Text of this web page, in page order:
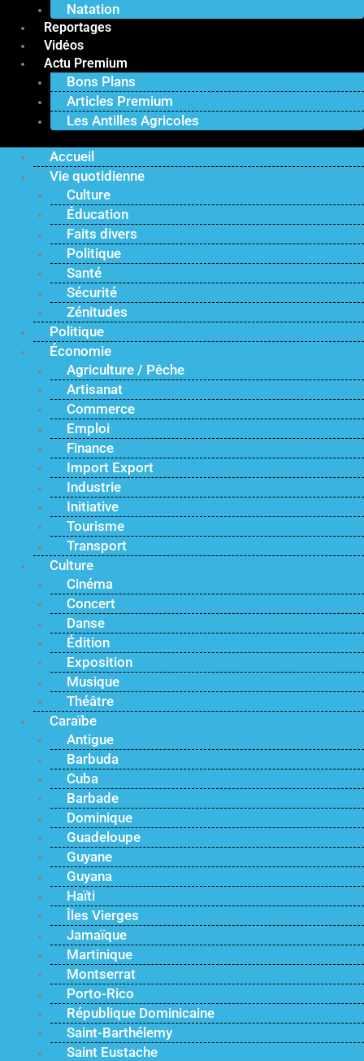
Natation
Reportages
Vidéos
Actu Premium
Bons Plans
Articles Premium
Les Antilles Agricoles
Accueil
Vie quotidienne
Culture
Éducation
Faits divers
Politique
Santé
Sécurité
Zénitudes
Politique
Économie
Agriculture / Pêche
Artisanat
Commerce
Emploi
Finance
Import Export
Industrie
Initiative
Tourisme
Transport
Culture
Cinéma
Concert
Danse
Édition
Exposition
Musique
Théâtre
Caraïbe
Antigue
Barbuda
Cuba
Barbade
Dominique
Guadeloupe
Guyane
Guyana
Haïti
Îles Vierges
Jamaïque
Martinique
Montserrat
Porto-Rico
République Dominicaine
Saint-Barthélemy
Saint Eustache